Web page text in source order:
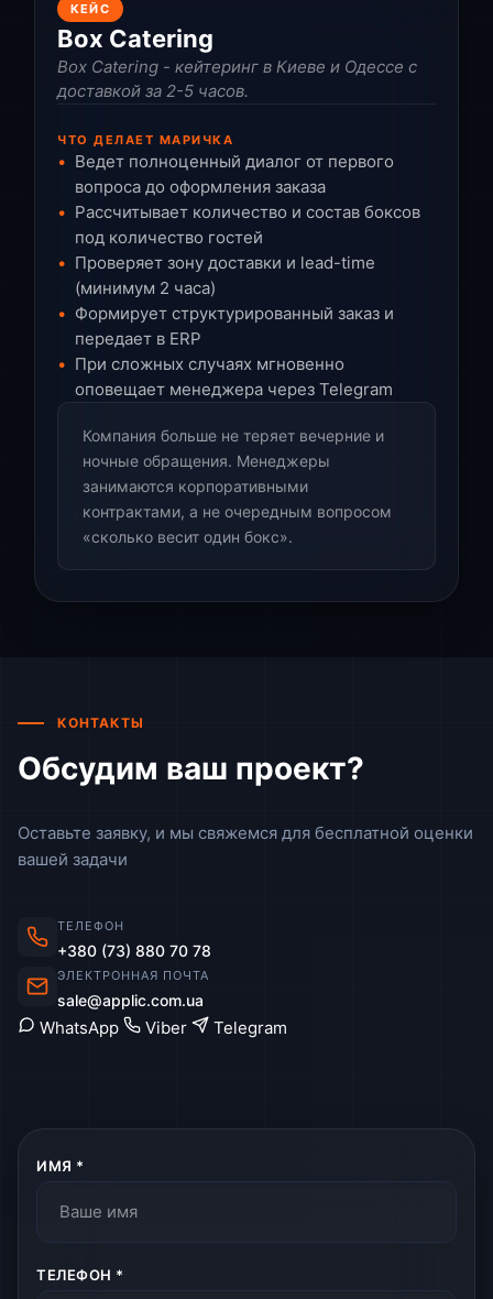
КЕЙС
Box Catering
Box Catering - кейтеринг в Киеве и Одессе с
доставкой за 2-5 часов.
ЧТО ДЕЛАЕТ МАРИЧКА
Ведет полноценный диалог от первого
вопроса до оформления заказа
Рассчитывает количество и состав боксов
под количество гостей
Проверяет зону доставки и lead-time
(минимум 2 часа)
Формирует структурированный заказ и
передает в ERP
При сложных случаях мгновенно
оповещает менеджера через Telegram
Компания больше не теряет вечерние и
ночные обращения. Менеджеры
занимаются корпоративными
контрактами, а не очередным вопросом
«сколько весит один бокс».
КОНТАКТЫ
Обсудим ваш проект?
Оставьте заявку, и мы свяжемся для бесплатной оценки
вашей задачи
ТЕЛЕФОН
+380 (73) 880 70 78
ЭЛЕКТРОННАЯ ПОЧТА
sale@applic.com.ua
WhatsApp Viber Telegram
ИМЯ *
ТЕЛЕФОН *